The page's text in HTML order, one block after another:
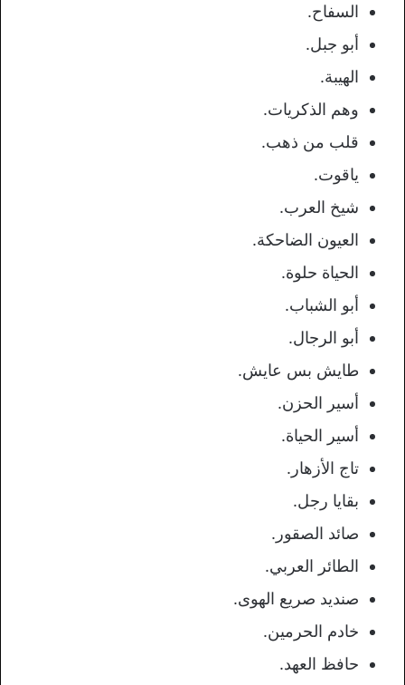
السفاح.
أبو جبل.
الهيبة.
وهم الذكريات.
قلب من ذهب.
ياقوت.
شيخ العرب.
العيون الضاحكة.
الحياة حلوة.
أبو الشباب.
أبو الرجال.
طايش بس عايش.
أسير الحزن.
أسير الحياة.
تاج الأزهار.
بقايا رجل.
صائد الصقور.
الطائر العربي.
صنديد صريع الهوى.
خادم الحرمين.
حافظ العهد.